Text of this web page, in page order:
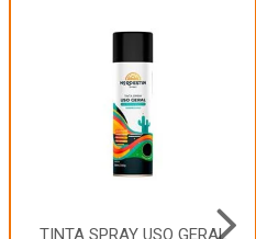
TINTA SPRAY USO GERAL